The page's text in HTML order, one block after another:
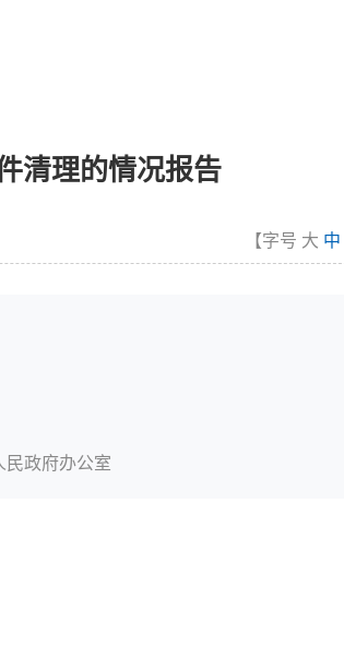
清理的情况报告
【字号 大 中
民政府办公室